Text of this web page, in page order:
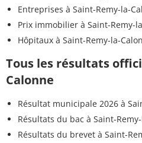
Entreprises à Saint-Remy-la-
Prix immobilier à Saint-Remy-
Hôpitaux à Saint-Remy-la-
Tous les résultats
Calonne
Résultat municipale 2026 à
Résultats du bac à Saint-
Résultats du brevet à Saint-